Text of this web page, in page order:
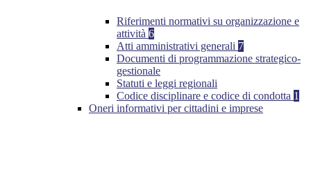
Riferimenti normativi su organizzazione e
attività 6
Atti amministrativi generali 7
Documenti di programmazione strategico-
gestionale
Statuti e leggi regionali
Codice disciplinare e codice di condotta 1
Oneri informativi per cittadini e imprese